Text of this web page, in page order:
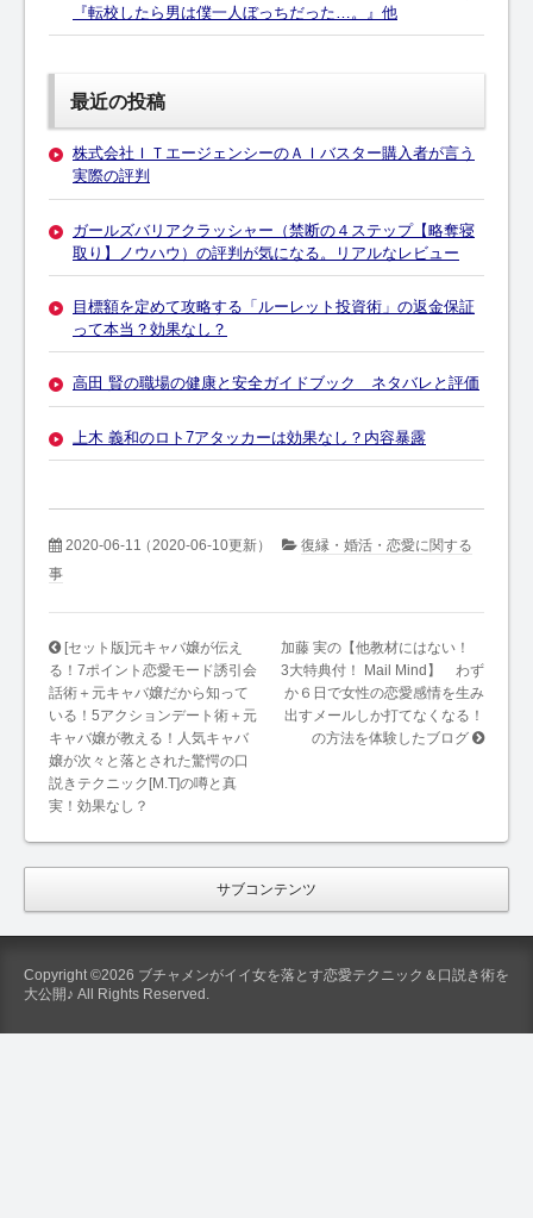
『転校したら男は僕一人ぼっちだった…。』他
最近の投稿
株式会社ＩＴエージェンシーのＡＩバスター購入者が言う
実際の評判
ガールズバリアクラッシャー（禁断の４ステップ【略奪寝
取り】ノウハウ）の評判が気になる。リアルなレビュー
目標額を定めて攻略する「ルーレット投資術」の返金保証
って本当？効果なし？
高田 賢の職場の健康と安全ガイドブック ネタバレと評価
上木 義和のロト7アタッカーは効果なし？内容暴露
2020-06-11（2020-06-10更新）
復縁・婚活・恋愛に関する
事
[セット版]元キャバ嬢が伝え
る！7ポイント恋愛モード誘引会
話術＋元キャバ嬢だから知って
いる！5アクションデート術＋元
キャバ嬢が教える！人気キャバ
嬢が次々と落とされた驚愕の口
説きテクニック[M.T]の噂と真
実！効果なし？
加藤 実の【他教材にはない！
3大特典付！ Mail Mind】 わず
か６日で女性の恋愛感情を生み
出すメールしか打てなくなる！
の方法を体験したブログ
サブコンテンツ
Copyright ©2026 ブチャメンがイイ女を落とす恋愛テクニック＆口説き術を
大公開♪ All Rights Reserved.